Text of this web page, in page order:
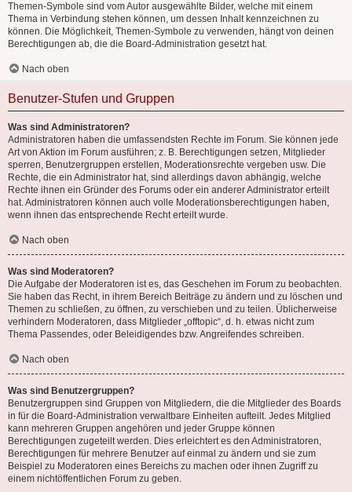
Themen-Symbole sind vom Autor ausgewählte Bilder, welche mit einem
Thema in Verbindung stehen können, um dessen Inhalt kennzeichnen zu
können. Die Möglichkeit, Themen-Symbole zu verwenden, hängt von deinen
Berechtigungen ab, die die Board-Administration gesetzt hat.
Nach oben
Benutzer-Stufen und Gruppen
Was sind Administratoren?
Administratoren haben die umfassendsten Rechte im Forum. Sie können jede
Art von Aktion im Forum ausführen; z. B. Berechtigungen setzen, Mitglieder
sperren, Benutzergruppen erstellen, Moderationsrechte vergeben usw. Die
Rechte, die ein Administrator hat, sind allerdings davon abhängig, welche
Rechte ihnen ein Gründer des Forums oder ein anderer Administrator erteilt
hat. Administratoren können auch volle Moderationsberechtigungen haben,
wenn ihnen das entsprechende Recht erteilt wurde.
Nach oben
Was sind Moderatoren?
Die Aufgabe der Moderatoren ist es, das Geschehen im Forum zu beobachten.
Sie haben das Recht, in ihrem Bereich Beiträge zu ändern und zu löschen und
Themen zu schließen, zu öffnen, zu verschieben und zu teilen. Üblicherweise
verhindern Moderatoren, dass Mitglieder „offtopic“, d. h. etwas nicht zum
Thema Passendes, oder Beleidigendes bzw. Angreifendes schreiben.
Nach oben
Was sind Benutzergruppen?
Benutzergruppen sind Gruppen von Mitgliedern, die die Mitglieder des Boards
in für die Board-Administration verwaltbare Einheiten aufteilt. Jedes Mitglied
kann mehreren Gruppen angehören und jeder Gruppe können
Berechtigungen zugeteilt werden. Dies erleichtert es den Administratoren,
Berechtigungen für mehrere Benutzer auf einmal zu ändern und sie zum
Beispiel zu Moderatoren eines Bereichs zu machen oder ihnen Zugriff zu
einem nichtöffentlichen Forum zu geben.